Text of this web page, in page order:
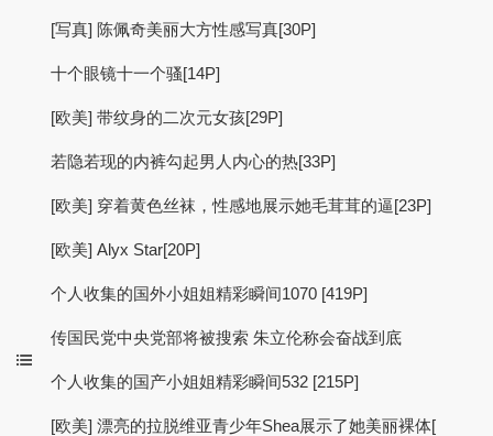
[写真] 陈佩奇美丽大方性感写真[30P]
十个眼镜十一个骚[14P]
[欧美] 带纹身的二次元女孩[29P]
若隐若现的内裤勾起男人内心的热[33P]
[欧美] 穿着黄色丝袜，性感地展示她毛茸茸的逼[23P]
[欧美] Alyx Star[20P]
个人收集的国外小姐姐精彩瞬间1070 [419P]
传国民党中央党部将被搜索 朱立伦称会奋战到底
个人收集的国产小姐姐精彩瞬间532 [215P]
[欧美] 漂亮的拉脱维亚青少年Shea展示了她美丽裸体[